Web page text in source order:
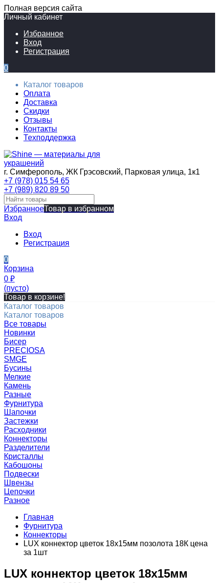
Полная версия сайта
Личный кабинет
Избранное
Вход
Регистрация
0
Каталог товаров
Оплата
Доставка
Скидки
Отзывы
Контакты
Техподдержка
г. Симферополь, ЖК Грэсовский, Парковая улица, 1к1
+7 (978) 015 54 65
+7 (989) 820 89 50
ИзбранноеТовар в избранном
Вход
Вход
Регистрация
0
Корзина
0 ₽
(пусто)
Товар в корзине!
Каталог товаров
Каталог товаров
Все товары
Новинки
Бисер
PRECIOSA
SMGE
Бусины
Мелкие
Камень
Разные
Фурнитура
Шапочки
Застежки
Расходники
Коннекторы
Разделители
Кристаллы
Кабошоны
Подвески
Швензы
Цепочки
Разное
Главная
Фурнитура
Коннекторы
LUX коннектор цветок 18х15мм позолота 18К цена
за 1шт
LUX коннектор цветок 18х15мм